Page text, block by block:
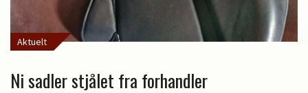
Aktuelt
Ni sadler stjålet fra forhandler